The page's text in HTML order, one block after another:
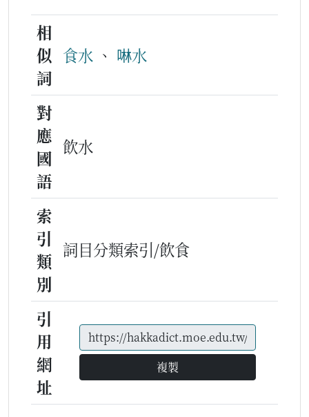
相
似
詞
食水 、 啉水
對
應
國
語
飲水
索
引
類
別
詞目分類索引/飲食
引
用
網
址
複製